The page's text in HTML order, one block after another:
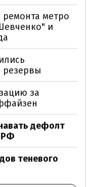
метро
и
за
дефолт
РФ
теневого